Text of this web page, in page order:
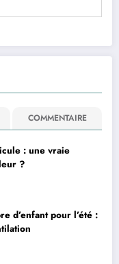
COMMENTAIRE
: une vraie
?
d’enfant pour l’été :